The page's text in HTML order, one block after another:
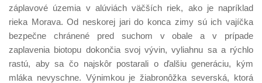
záplavové územia v alúviách väčších riek, ako je napríklad
rieka Morava. Od neskorej jari do konca zimy sú ich vajíčka
bezpečne chránené pred suchom v obale a v prípade
zaplavenia biotopu dokončia svoj vývin, vyliahnu sa a rýchlo
rastú, aby sa čo najskôr postarali o ďalšiu generáciu, kým
mláka nevyschne. Výnimkou je žiabronôžka severská, ktorá